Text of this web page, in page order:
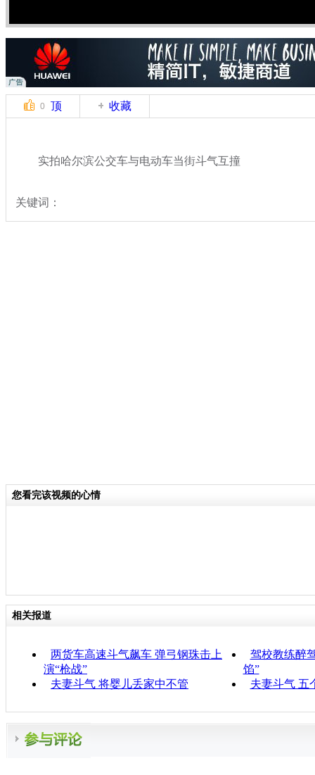
0 顶 收藏
实拍哈尔滨公交车与电动车当街斗气互撞
关键词：
您看完该视频的心情
相关报道
两货车高速斗气飙车 弹弓钢珠击上
演“枪战”
驾校教练醉
馅”
夫妻斗气 将婴儿丢家中不管
夫妻斗气 五